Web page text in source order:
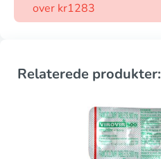
over kr1283
Relaterede produkter: